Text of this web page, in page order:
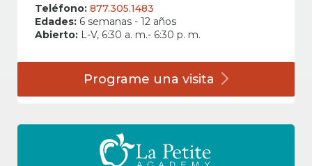
Teléfono: 877.305.1483
Edades: 6 semanas - 12 años
Abierto: L-V, 6:30 a. m.- 6:30 p. m.
Programe una visita